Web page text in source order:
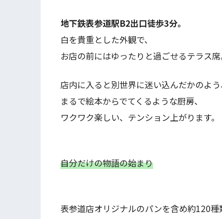
地下鉄表参道駅B2出口徒歩3分。
白を貴重とした外観で、
お店の前にはゆったりと過ごせるテラス席
店内に入ると別世界に迷い込んだかのよう
まるで絵本からでてくるような厨房、
ワクワク楽しい、テンション上がります。
自分だけの物語の始まり
表参道店オリジナルのパンを含め約120種